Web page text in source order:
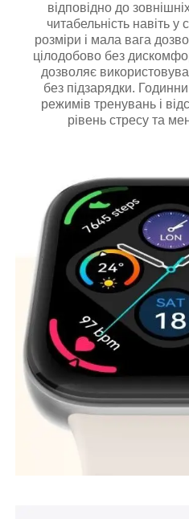
відповідно до
читабельність навіть у
розміри і мала вага
цілодобово без
дозволяє
без підзарядки.
режимів тренувань і
рівень стресу та